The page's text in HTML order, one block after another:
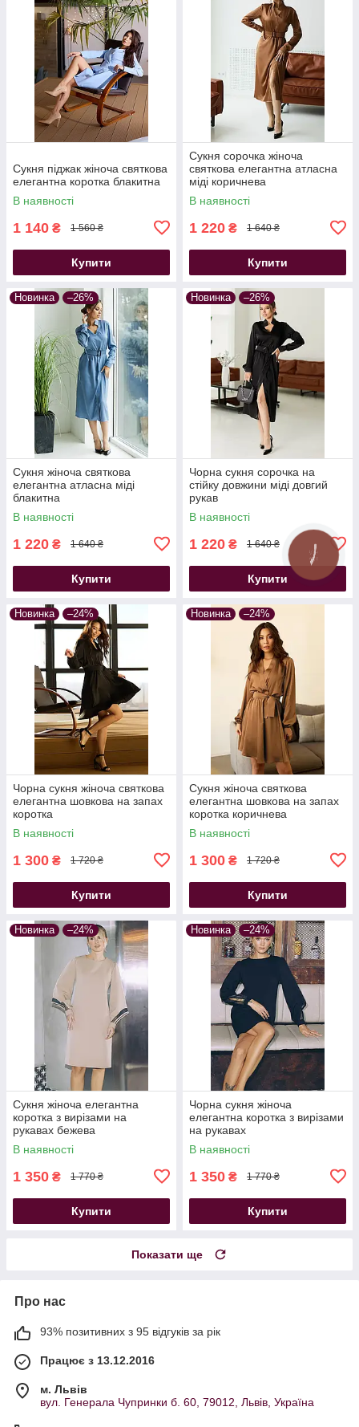
Сукня піджак жіноча святкова
елегантна коротка блакитна
В наявності
1 140 ₴ 1 560 ₴
Купити
Сукня сорочка жіноча
святкова елегантна атласна
міді коричнева
В наявності
1 220 ₴ 1 640 ₴
Купити
Новинка –26%
Сукня жіноча святкова
елегантна атласна міді
блакитна
В наявності
1 220 ₴ 1 640 ₴
Купити
Новинка –26%
Чорна сукня сорочка на
стійку довжини міді довгий
рукав
В наявності
1 220 ₴ 1 640 ₴
Купити
Новинка –24%
Чорна сукня жіноча святкова
елегантна шовкова на запах
коротка
В наявності
1 300 ₴ 1 720 ₴
Купити
Новинка –24%
Сукня жіноча святкова
елегантна шовкова на запах
коротка коричнева
В наявності
1 300 ₴ 1 720 ₴
Купити
Новинка –24%
Сукня жіноча елегантна
коротка з вирізами на
рукавах бежева
В наявності
1 350 ₴ 1 770 ₴
Купити
Новинка –24%
Чорна сукня жіноча
елегантна коротка з вирізами
на рукавах
В наявності
1 350 ₴ 1 770 ₴
Купити
Показати ще
Про нас
93% позитивних з 95 відгуків за рік
Працює з 13.12.2016
м. Львів
вул. Генерала Чупринки б. 60, 79012, Львів, Україна